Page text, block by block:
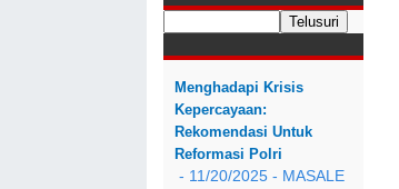
Menghadapi Krisis
Kepercayaan:
Rekomendasi Untuk
Reformasi Polri
- 11/20/2025 - MASALE